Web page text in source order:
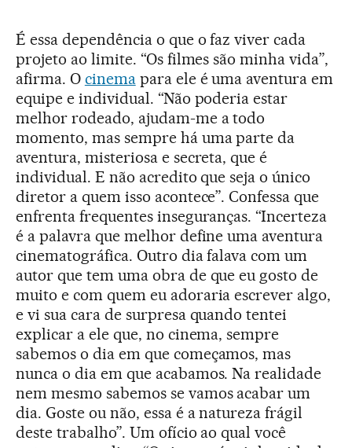
É essa dependência o que o faz viver cada
projeto ao limite. “Os filmes são minha vida”,
afirma. O cinemapara ele é uma aventura em
equipe e individual. “Não poderia estar
melhor rodeado, ajudam-me a todo
momento, mas sempre há uma parte da
aventura, misteriosa e secreta, que é
individual. E não acredito que seja o único
diretor a quem isso acontece”. Confessa que
enfrenta frequentes inseguranças. “Incerteza
é a palavra que melhor define uma aventura
cinematográfica. Outro dia falava com um
autor que tem uma obra de que eu gosto de
muito e com quem eu adoraria escrever algo,
e vi sua cara de surpresa quando tentei
explicar a ele que, no cinema, sempre
sabemos o dia em que começamos, mas
nunca o dia em que acabamos. Na realidade
nem mesmo sabemos se vamos acabar um
dia. Goste ou não, essa é a natureza frágil
deste trabalho”. Um ofício ao qual você